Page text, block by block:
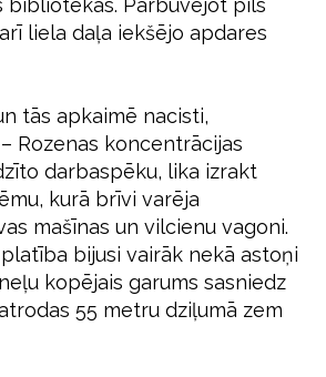
bibliotēkas. Pārbūvējot pils
liela daļa iekšējo apdares
tās apkaimē nacisti,
Rozenas koncentrācijas
darbaspēku, lika izrakt
kurā brīvi varēja
mašīnas un vilcienu vagoni.
bijusi vairāk nekā astoņi
kopējais garums sasniedz
55 metru dziļumā zem